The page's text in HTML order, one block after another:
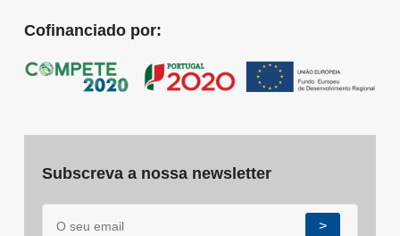
Cofinanciado por:
Subscreva a nossa newsletter
>